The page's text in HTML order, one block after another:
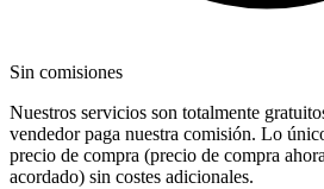
Sin comisiones
Nuestros servicios son totalmente
vendedor paga nuestra comisión. Lo
precio de compra (precio de compra
acordado) sin costes adicionales.